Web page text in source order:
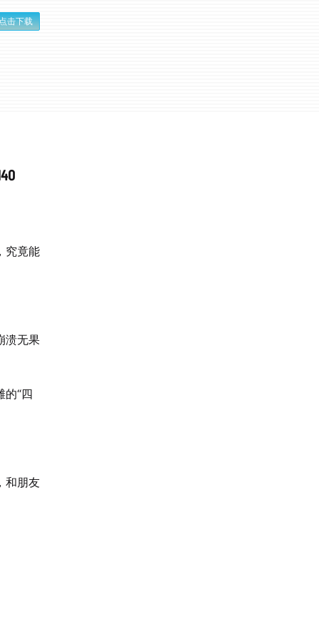
击下载
究竟能
溃无果
的“四
和朋友